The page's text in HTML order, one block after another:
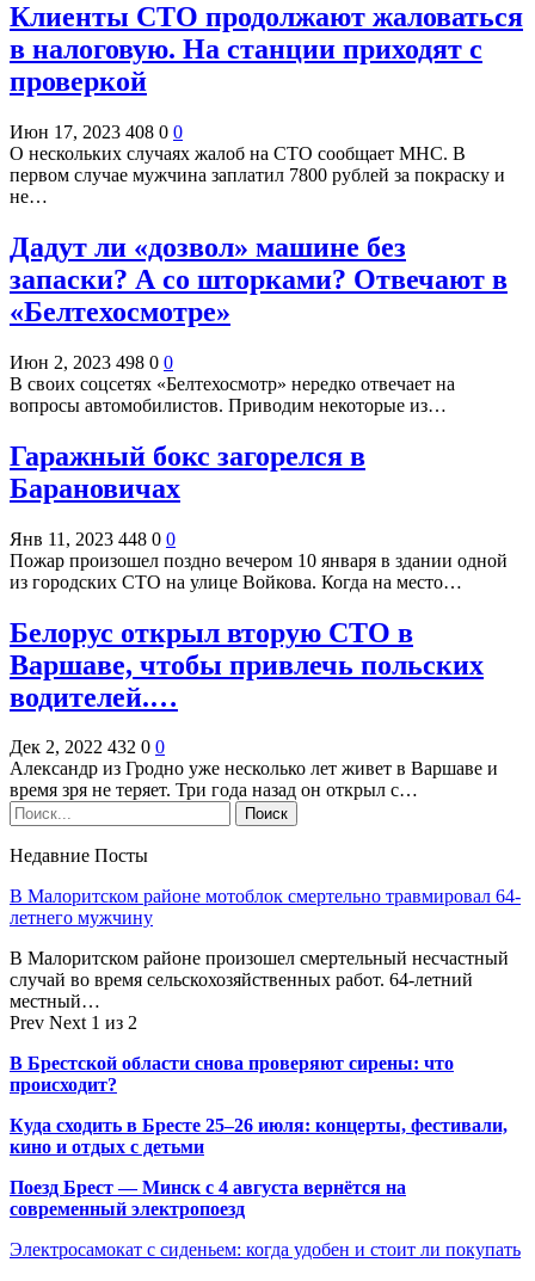
Клиенты СТО продолжают жаловаться
в налоговую. На станции приходят с
проверкой
Июн 17, 2023 408 0 0
О нескольких случаях жалоб на СТО сообщает МНС. В
первом случае мужчина заплатил 7800 рублей за покраску и
не…
Дадут ли «дозвол» машине без
запаски? А со шторками? Отвечают в
«Белтехосмотре»
Июн 2, 2023 498 0 0
В своих соцсетях «Белтехосмотр» нередко отвечает на
вопросы автомобилистов. Приводим некоторые из…
Гаражный бокс загорелся в
Барановичах
Янв 11, 2023 448 0 0
Пожар произошел поздно вечером 10 января в здании одной
из городских СТО на улице Войкова. Когда на место…
Белорус открыл вторую СТО в
Варшаве, чтобы привлечь польских
водителей.…
Дек 2, 2022 432 0 0
Александр из Гродно уже несколько лет живет в Варшаве и
время зря не теряет. Три года назад он открыл с…
Недавние Посты
В Малоритском районе мотоблок смертельно травмировал 64-
летнего мужчину
В Малоритском районе произошел смертельный несчастный
случай во время сельскохозяйственных работ. 64-летний
местный…
Prev Next 1 из 2
В Брестской области снова проверяют сирены: что
происходит?
Куда сходить в Бресте 25–26 июля: концерты, фестивали,
кино и отдых с детьми
Поезд Брест — Минск с 4 августа вернётся на
современный электропоезд
Электросамокат с сиденьем: когда удобен и стоит ли покупать